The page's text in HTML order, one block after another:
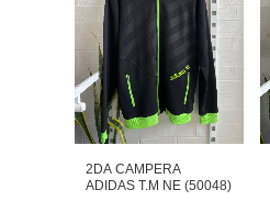
2DA CAMPERA
ADIDAS T.M NE (50048)